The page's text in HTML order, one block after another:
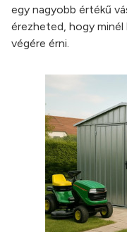
egy nagyobb értékű
érezheted, hogy minél
végére érni.